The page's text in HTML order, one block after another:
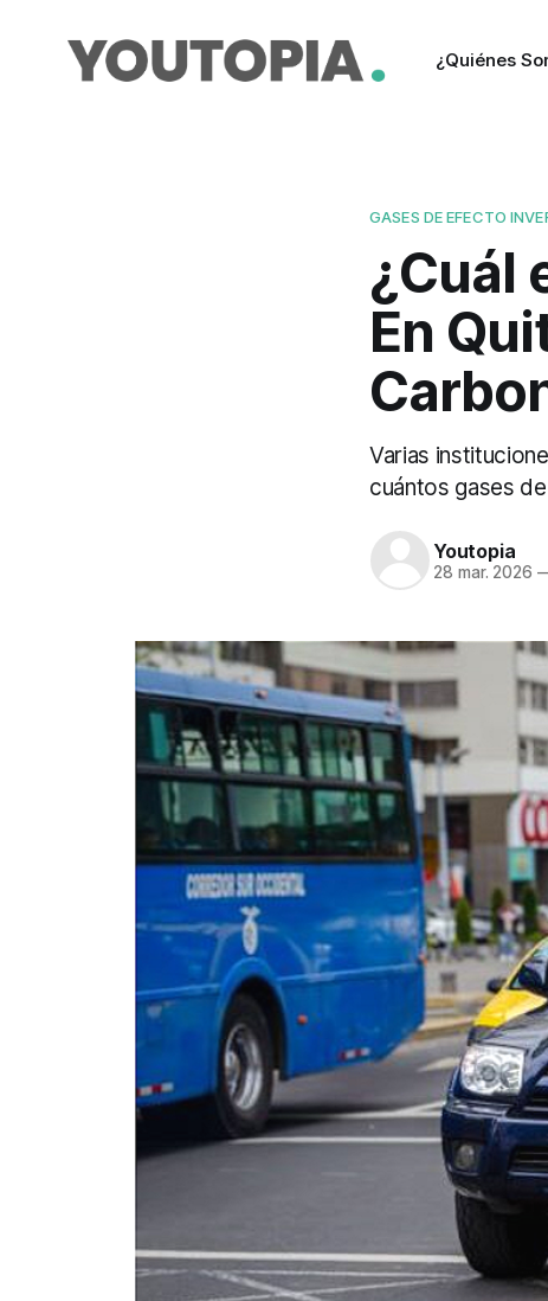
¿Quiénes
GASES DE EFECTO
¿Cuál
En
Varias
cuántos gases
Youtopia
28 mar. 2026